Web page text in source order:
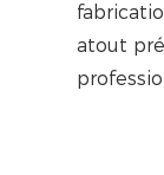
atout